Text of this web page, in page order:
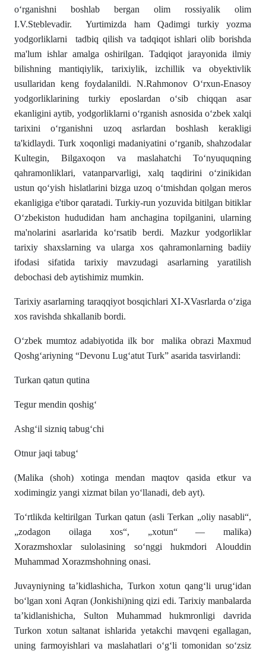
o‘rganishni boshlab bergan olim rossiyalik olim
I.V.Steblevadir. Yurtimizda ham Qadimgi turkiy yozma
yodgorliklarni tadbiq qilish va tadqiqot ishlari olib borishda
ma'lum ishlar amalga oshirilgan. Tadqiqot jarayonida ilmiy
bilishning mantiqiylik, tarixiylik, izchillik va obyektivlik
usullaridan keng foydalanildi. N.Rahmonov O‘rxun-Enasoy
yodgorliklarining turkiy eposlardan o‘sib chiqqan asar
ekanligini aytib, yodgorliklarni o‘rganish asnosida o‘zbek xalqi
tarixini o‘rganishni uzoq asrlardan boshlash kerakligi
ta'kidlaydi. Turk xoqonligi madaniyatini o‘rganib, shahzodalar
Kultegin, Bilgaxoqon va maslahatchi To‘nyuquqning
qahramonliklari, vatanparvarligi, xalq taqdirini o‘zinikidan
ustun qo‘yish hislatlarini bizga uzoq o‘tmishdan qolgan meros
ekanligiga e'tibor qaratadi. Turkiy-run yozuvida bitilgan bitiklar
O‘zbekiston hududidan ham anchagina topilganini, ularning
ma'nolarini asarlarida ko‘rsatib berdi. Mazkur yodgorliklar
tarixiy shaxslarning va ularga xos qahramonlarning badiiy
ifodasi sifatida tarixiy mavzudagi asarlarning yaratilish
debochasi deb aytishimiz mumkin.
Tarixiy asarlarning taraqqiyot bosqichlari XI-XVasrlarda oʻziga
xos ravishda shkallanib bordi.
Oʻzbek mumtoz adabiyotida ilk bor malika obrazi Maxmud
Qoshgʻariyning “Devonu Lugʻatut Turk” asarida tasvirlandi:
Turkan qatun qutina
Tegur mendin qoshigʻ
Ashgʻil sizniq tabugʻchi
Otnur jaqi tabugʻ
(Malika (shoh) xotinga mendan maqtov qasida etkur va
xodimingiz yangi xizmat bilan yoʻllanadi, deb ayt).
Toʻrtlikda keltirilgan Turkan qatun (asli Terkan „oliy nasabli“,
„zodagon oilaga xos“, „xotun“ — malika)
Xorazmshoxlar
sulolasiningsoʻnggi hukmdori Alouddin
Muhammad Xorazmshohning onasi.
Juvayniyning taʼkidlashicha, Turkon xotun qangʻliurugʻidan
boʻlganxoni Aqran (Jonkishi)ning qizi edi. Tarixiy manbalarda
taʼkidlanishicha, Sulton Muhammad hukmronligi davrida
Turkon xotunsaltanat ishlarida yetakchi mavqeni egallagan,
uning farmoyishlari va maslahatlari oʻgʻli tomonidan soʻzsiz